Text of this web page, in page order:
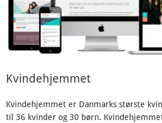
Kvindehjemmet
Kvindehjemmet er Danmarks største
til 36 kvinder og 30 børn.